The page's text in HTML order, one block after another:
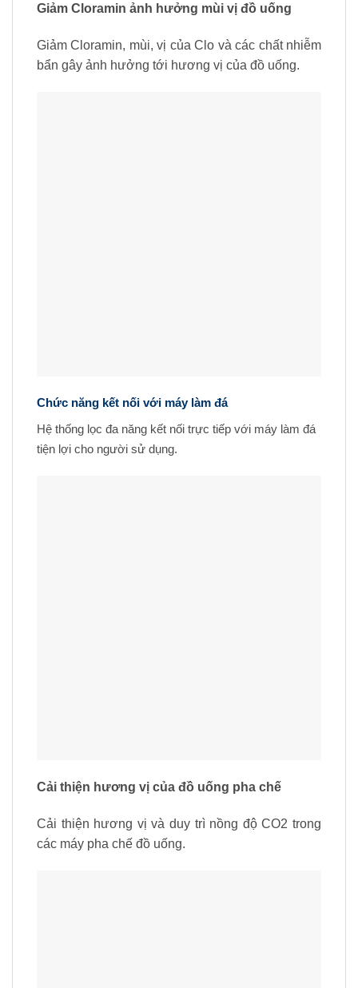
Giảm Cloramin ảnh hưởng mùi vị đồ uống
Giảm Cloramin, mùi, vị của Clo và các chất nhiễm
bẩn gây ảnh hưởng tới hương vị của đồ uống.
Chức năng kết nối với máy làm đá
Hệ thống lọc đa năng kết nối trực tiếp với máy làm đá
tiện lợi cho người sử dụng.
Cải thiện hương vị của đồ uống pha chế
Cải thiện hương vị và duy trì nồng độ CO2 trong
các máy pha chế đồ uống.